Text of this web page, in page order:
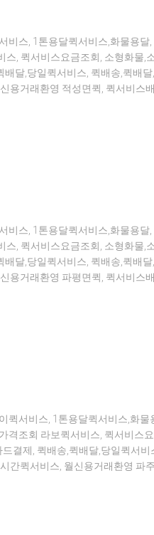
비스, 1톤용달퀵서비스,화물용달
, 퀵서비스요금조회, 소형화물,
달,당일퀵서비스, 퀵배송,퀵배
용거래환영 적성면퀵, 퀵서비스
비스, 1톤용달퀵서비스,화물용달
, 퀵서비스요금조회, 소형화물,
달,당일퀵서비스, 퀵배송,퀵배
용거래환영 파평면퀵, 퀵서비스
퀵서비스, 1톤용달퀵서비스,화
격조회 라보퀵서비스, 퀵서비스
결제, 퀵배송,퀵배달,당일퀵서비
간퀵서비스, 월신용거래환영 파